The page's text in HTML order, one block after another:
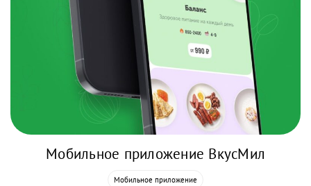
Мобильное приложение ВкусМил
Мобильное приложение